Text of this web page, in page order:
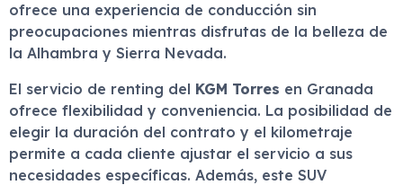
ofrece una experiencia de conducción sin
preocupaciones mientras disfrutas de la belleza de
la Alhambra y Sierra Nevada.
El servicio de renting del KGM Torres en Granada
ofrece flexibilidad y conveniencia. La posibilidad de
elegir la duración del contrato y el kilometraje
permite a cada cliente ajustar el servicio a sus
necesidades específicas. Además, este SUV